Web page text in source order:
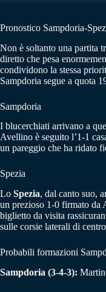
Pronostico Sampdoria-
Non è soltanto una partita
diretto che pesa
condividono la stessa
Sampdoria segue a quota
Sampdoria
I blucerchiati arrivano a
Avellino è seguito l’1-1
un pareggio che ha ridato
Spezia
Lo Spezia, dal canto suo,
un prezioso 1-0 firmato da
biglietto da visita
sulle corsie laterali di
Probabili formazioni
Sampdoria (3-4-3):